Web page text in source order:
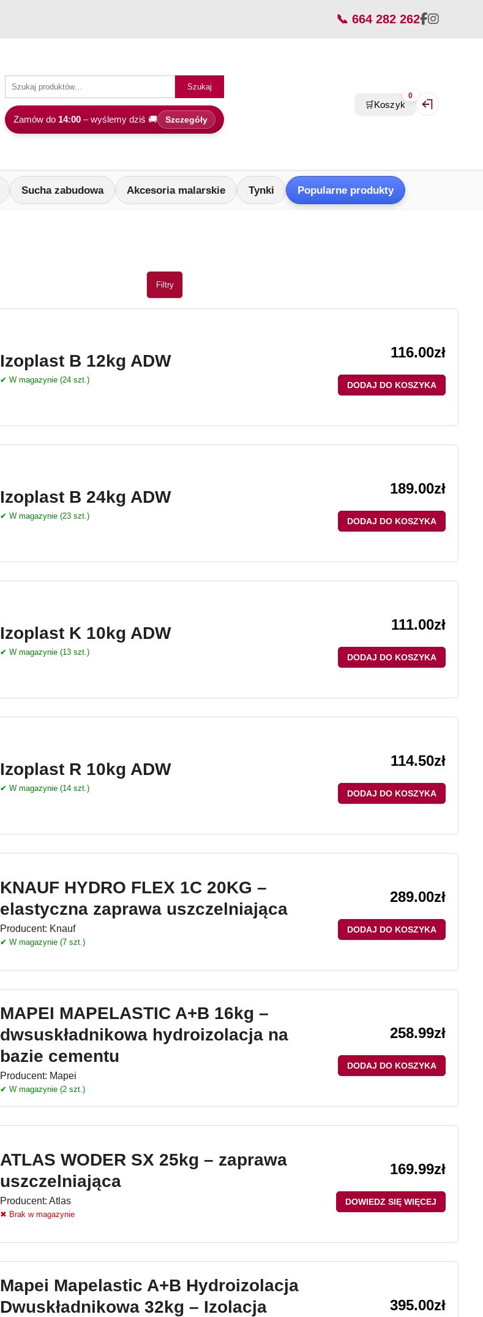
📞 664 282 262
Szukaj
Zamów do 14:00– wyślemy dziś 🚚 Szczegóły
🛒Koszyk
0
Zaloguj się /
Sucha zabudowa Akcesoria malarskie Tynki Popularne produkty
Filtry
Izoplast B 12kg ADW
✔ W magazynie (24 szt.)
116.00zł
DODAJ DO KOSZYKA
Izoplast B 24kg ADW
✔ W magazynie (23 szt.)
189.00zł
DODAJ DO KOSZYKA
Izoplast K 10kg ADW
✔ W magazynie (13 szt.)
111.00zł
DODAJ DO KOSZYKA
Izoplast R 10kg ADW
✔ W magazynie (14 szt.)
114.50zł
DODAJ DO KOSZYKA
KNAUF HYDRO FLEX 1C 20KG –
elastyczna zaprawa uszczelniająca
Producent: Knauf
✔ W magazynie (7 szt.)
289.00zł
DODAJ DO KOSZYKA
MAPEI MAPELASTIC A+B 16kg –
dwsuskładnikowa hydroizolacja na
bazie cementu
Producent: Mapei
✔ W magazynie (2 szt.)
258.99zł
DODAJ DO KOSZYKA
ATLAS WODER SX 25kg – zaprawa
uszczelniająca
Producent: Atlas
✖ Brak w magazynie
169.99zł
DOWIEDZ SIĘ WIĘCEJ
Mapei Mapelastic A+B Hydroizolacja
Dwuskładnikowa 32kg – Izolacja
395.00zł